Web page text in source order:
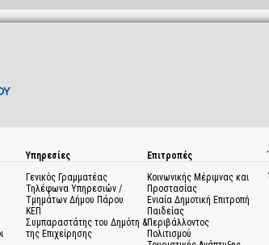
Υπηρεσίες
Γενικός Γραμματέας
Τηλέφωνα Υπηρεσιών /
Τμημάτων Δήμου Πάρου
ΚΕΠ
Συμπαραστάτης του Δημότη &
της Επιχείρησης
Επιτροπές
Κοινωνικής Μέριμνας και
Προστασίας
Ενιαία Δημοτική Επιτροπή
Παιδείας
Περιβάλλοντος
Πολιτισμού